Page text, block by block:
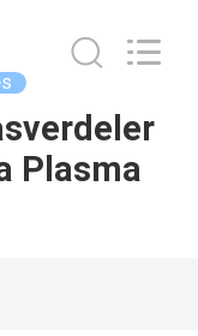
Plasma